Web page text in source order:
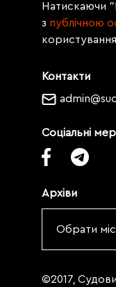
Контакти
Соціальні
Архіви
Обрати
Натискаючи
з публічною
©2017,